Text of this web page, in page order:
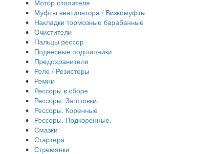
Мотор отопителя
Муфты вентилятора / Визкомуфты
Накладки тормозные барабанные
Очистители
Пальцы рессор
Подвесные подшипники
Предохранители
Реле / Резисторы
Ремни
Рессоры в сборе
Рессоры. Заготовки.
Рессоры. Коренные
Рессоры. Подкоренные.
Смазки
Стартера
Стремянки